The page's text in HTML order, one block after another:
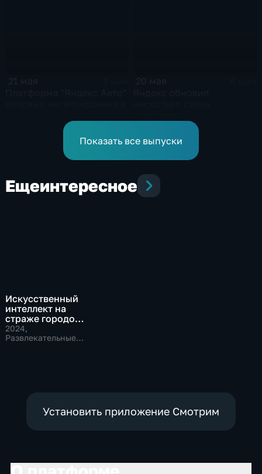
Показать все выпуски
Ещеинтересное
Искусственный
интеллект на
страже городов
будущего
2024,
Развлекательные,
Установить приложение Смотрим